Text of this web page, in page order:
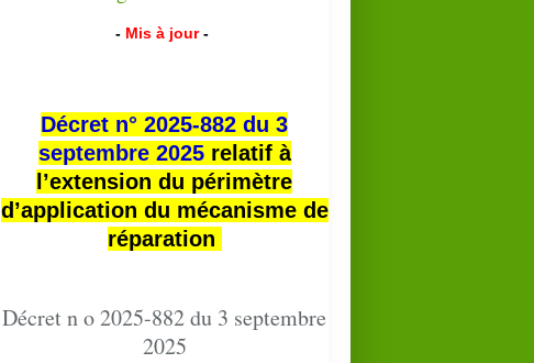
- Mis à jour -
Décret n° 2025-882 du 3
septembre 2025relatif à
l’extension du périmètre
d’application du mécanisme de
réparation
Décret n o 2025-882 du 3 septembre
2025